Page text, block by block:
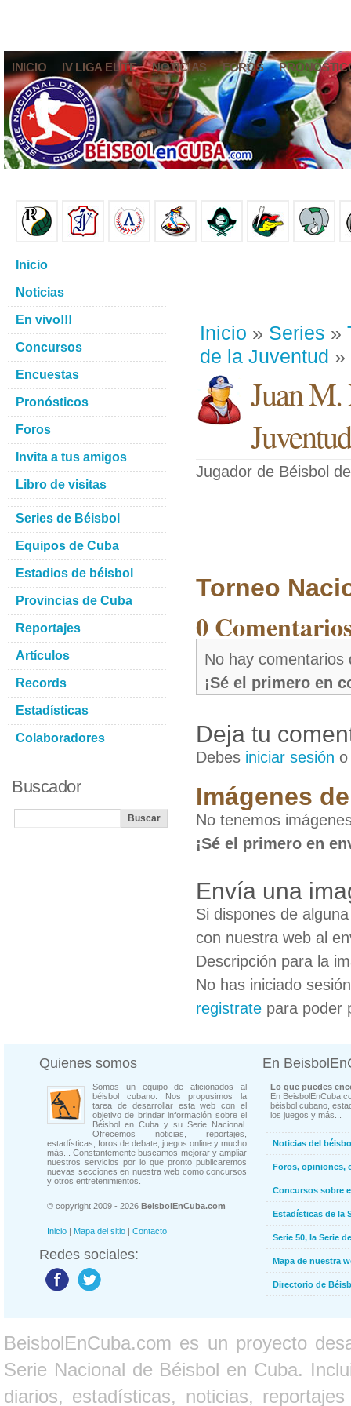
INICIO IV LIGA ELITE NOTICIAS FOROS
Inicio » Series »
de la Juventud »
Juan M.
Juventud
Jugador de Béisbol
Torneo
0
No hay comentarios
¡Sé el primero en
Deja tu
Debes iniciar sesión
Imágenes
No tenemos
¡Sé el primero en
Envía una
Si dispones de
con nuestra web al
Descripción para la
No has iniciado
registrate para poder
Inicio
Noticias
En vivo!!!
Concursos
Encuestas
Pronósticos
Foros
Invita a tus amigos
Libro de visitas
Series de Béisbol
Equipos de Cuba
Estadios de béisbol
Provincias de Cuba
Reportajes
Artículos
Records
Estadísticas
Colaboradores
Buscador
Quienes somos
Somos un equipo de aficionados al
béisbol cubano. Nos propusimos la
tarea de desarrollar esta web con el
objetivo de brindar información sobre el
Béisbol en Cuba y su Serie Nacional.
Ofrecemos noticias, reportajes,
estadísticas, foros de debate, juegos online y mucho
más... Constantemente buscamos mejorar y ampliar
nuestros servicios por lo que pronto publicaremos
nuevas secciones en nuestra web como concursos
y otros entretenimientos.
© copyright 2009 - 2026 BeisbolEnCuba.com
Inicio | Mapa del sitio | Contacto
Redes sociales:
En
Lo que puedes
En
béisbol cubano,
los juegos y más...
Noticias del
Foros, opiniones,
Concursos sobre
Estadísticas de la
Serie 50, la Serie
Mapa de nuestra
Directorio de
BeisbolEnCuba.com es un proyecto
Serie Nacional de Béisbol en Cuba.
diarios, estadísticas, noticias,